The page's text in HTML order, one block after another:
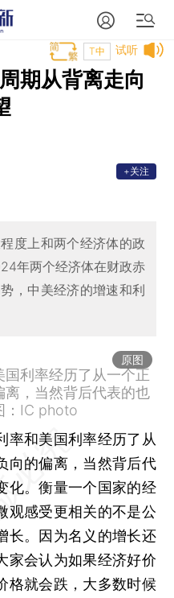
试听
T中
期从背离走向
+关注
度上和两个经济体的政
年两个经济体在财政赤
，中美经济的增速和利
原图
利率经历了从一个正
，当然背后代表的也
：IC photo
和美国利率经历了从
向的偏离，当然背后代
化。衡量一个国家的经
观感受更相关的不是公
长。因为名义的增长还
家会认为如果经济好价
格就会跌，大多数时候